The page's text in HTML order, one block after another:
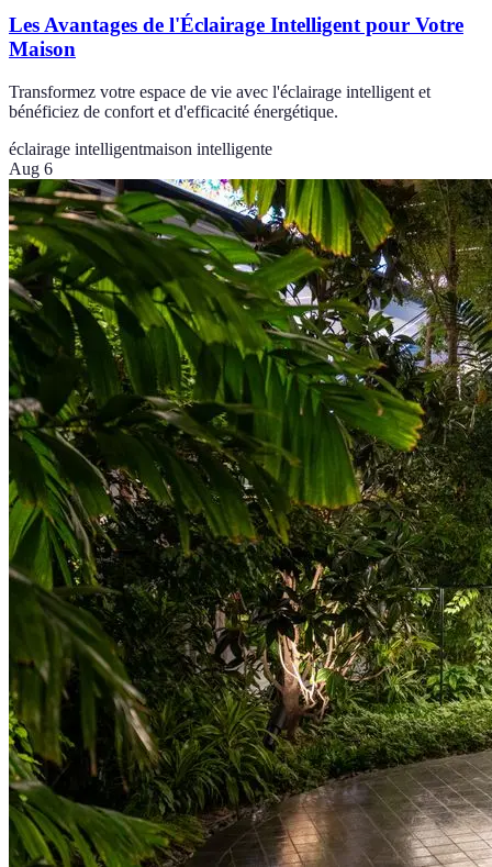
Les Avantages de l'Éclairage Intelligent pour Votre
Maison
Transformez votre espace de vie avec l'éclairage intelligent et
bénéficiez de confort et d'efficacité énergétique.
éclairage intelligentmaison intelligente
Aug 6